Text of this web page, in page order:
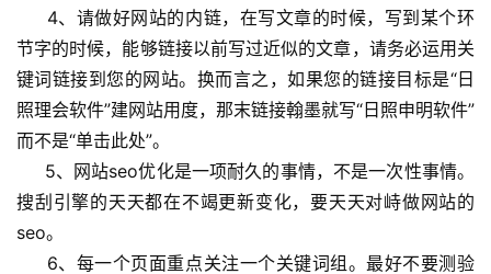
节字的时候，能够链接以前写过近似的文章，请务必运用关
键词链接到您的网站。换而言之，如果您的链接目标是“日
照理会软件”建网站用度，那末链接翰墨就写“日照申明软件”
而不是“单击此处”。
搜刮引擎的天天都在不竭更新变化，要天天对峙做网站的
seo。